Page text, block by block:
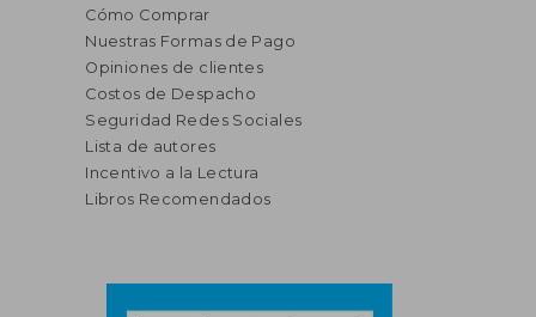
Cómo Comprar
Nuestras Formas de Pago
Opiniones de clientes
Costos de Despacho
Seguridad Redes Sociales
Lista de autores
Incentivo a la Lectura
Libros Recomendados